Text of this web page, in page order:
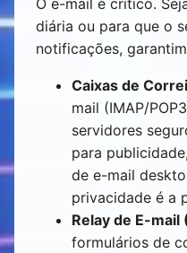
O e-mail é crítico.
diária ou para que o
notificações,
Caixas de
mail (IMAP/
servidores
para
de e-mail
privacidade é a
Relay de E-mail
formulários de